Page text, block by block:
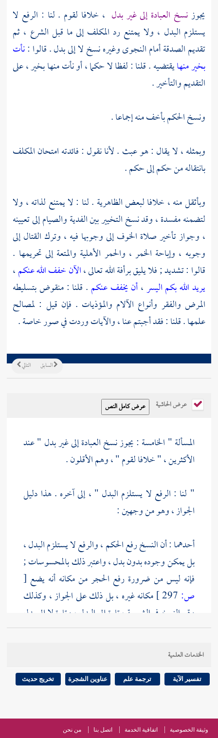
يجوزنسخ العبادة إلى غير بدل ، خلافا لقوم . لنا : الرفع لا
يستلزم البدل ، ولا يمتنع رد المكلف إلى ما قبل الشرع ، ثم
تقديم الصدقة أمام النجوى وغيره نسخ لا إلى بدل . قالوا :نأت
بخير منهايقتضيه . قلنا : لفظا لا حكما ، أو نأت منها بخير ، على
التقديم والتأخير .
ونسخ الحكم بأخف منه إجماعا .
وبمثله ، لا يقال : هو عبث . لأنا نقول : فائدته امتحان المكلف
بانتقاله من حكم إلى حكم .
وبأثقل منه ، خلافا لبعضالظاهرية . لنا : لا يمتنع لذاته ، ولا
لتضمنه مفسدة ، وقد نسخ التخيير بين الفدية والصيام إلى تعيينه
، وجواز تأخير صلاة الخوف إلى وجوبها فيه ، وترك القتال إلى
وجوبه ، وإباحة الخمر ، والحمر الأهلية والمتعة إلى تحريمها .
قالوا : تشديد ; فلا يليق برأفة الله تعالى ،الآن خفف الله عنكم،
يريد الله بكم اليسر،أن يخفف عنكم . قلنا : منقوض بتسليطه
المرض والفقر وأنواع الآلام والمؤذيات . فإن قيل : لمصالح
علمها . قلنا : فقد أجبتم عنا ، والآيات وردت في صور خاصة .
التالي السابق
عرض الحاشية
المسألة " الخامسة : يجوز نسخ العبادة إلى غير بدل " عند
الأكثرين ، " خلافا لقوم " ، وهم الأقلون .
" لنا : الرفع لا يستلزم البدل " ، إلى آخره . هذا دليل
الجواز ، وهو من وجهين :
أحدهما : أن النسخ رفع الحكم ، والرفع لا يستلزم البدل ،
بل يمكن وجوده بدون بدل ، واعتبر ذلك بالمحسوسات ;
فإنه ليس من ضرورة رفع الحجر من مكانه أنه يضع [
ص:
مكانه غيره ، بل ذلك على الجواز ، وكذلك
وقع النسخ في الشريعة ، تارة إلى البدل ، وتارة لا إلى بدل
.
وأيضا : لا يمتنع أن يعلم الله تعالى مصلحة المكلف في
نسخ الحكم عنه لا إلى بدل ، ورده إلى ما قبل الشرع من
الوجه الثاني : لو لم يكن النسخ لا إلى بدل جائزا ، لما وقع
الخدمات العلمية
تفسير الآية ترجمة علم عناوين الشجرة تخريج حديث
وثيقة الخصوصية اتفاقية الخدمة اتصل بنا من نحن